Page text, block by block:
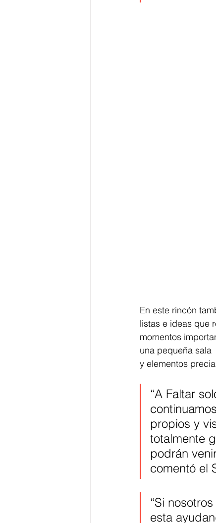
En este rincón
listas e ideas que
momentos
una pequeña sala
y elementos
“A Faltar
propios y
totalmente
podrán
comentó el
“Si
esta